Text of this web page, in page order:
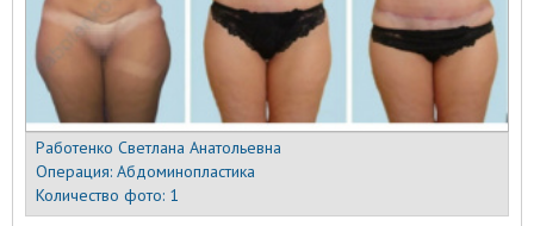
Работенко Светлана Анатольевна
Операция:Абдоминопластика
Количество фото: 1